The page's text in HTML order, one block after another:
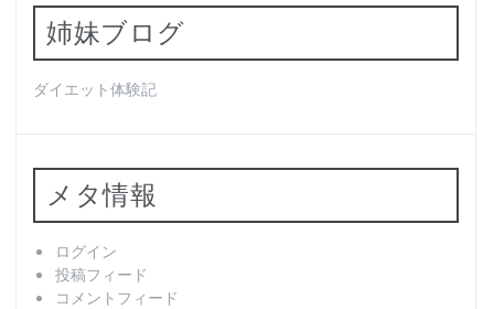
姉妹ブログ
ダイエット体験記
メタ情報
ログイン
投稿フィード
コメントフィード